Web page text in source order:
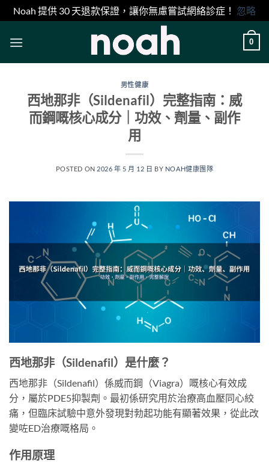
Noah 提供 30 天退款保證，讓你無慮嘗試網絡診症！ 忽略
0
男性健康
西地那非（Sildenafil）完整指南：威
而鋼嘅核心成分｜功效、劑量、副作
用
POSTED ON 2026 年 5 月 12 日 BY NOAH健康團隊
西地那非（Sildenafil）是什麼？
西地那非（Sildenafil）係威而鋼（Viagra）嘅核心有效成
分，屬於PDE5抑製劑。最初係研究用於治療高血壓同心絞
痛，但臨床試驗中意外發現對勃起功能有顯著效果，從此改
變咗ED治療嘅格局。
作用原理